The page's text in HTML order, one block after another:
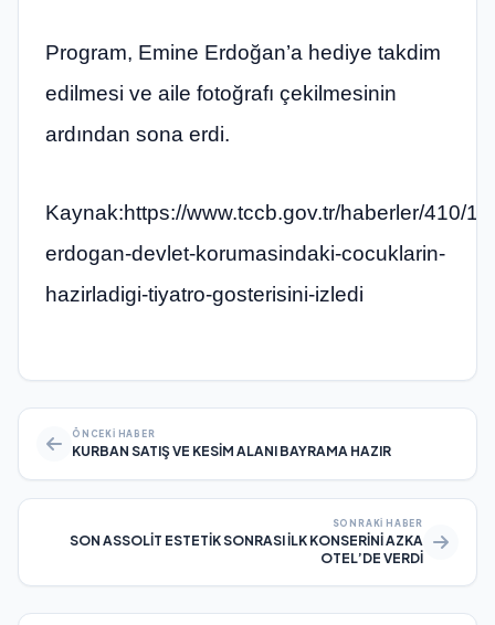
Program, Emine Erdoğan’a hediye takdim
edilmesi ve aile fotoğrafı çekilmesinin
ardından sona erdi.
Kaynak:https://www.tccb.gov.tr/haberler/410/
erdogan-devlet-korumasindaki-cocuklarin-
hazirladigi-tiyatro-gosterisini-izledi
ÖNCEKI HABER
KURBAN SATIŞ VE KESİM ALANI BAYRAMA HAZIR
SONRAKI HABER
SON ASSOLİT ESTETİK SONRASI İLK KONSERİNİ AZKA
OTEL’DE VERDİ